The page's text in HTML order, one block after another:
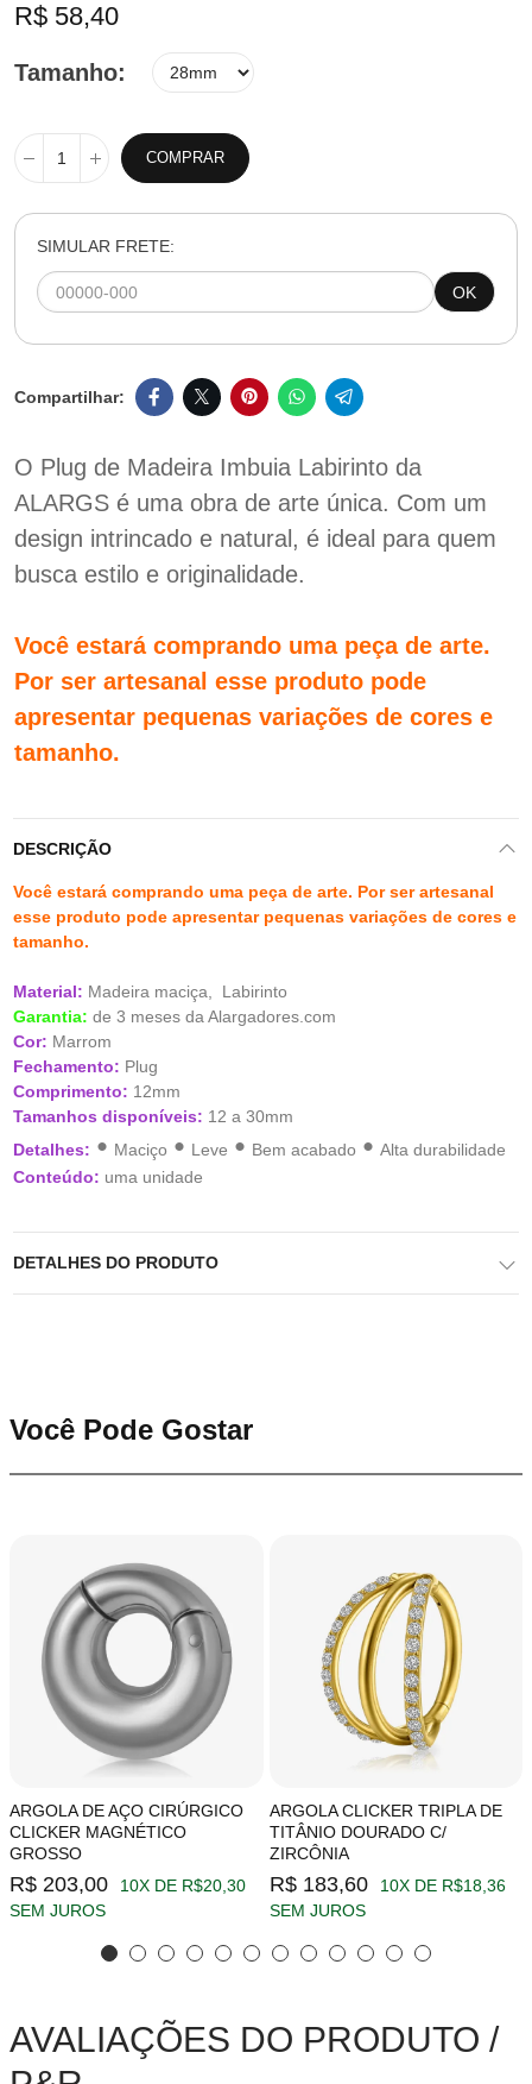
R$ 58,40
Tamanho
COMPRAR
SIMULAR FRETE:
OK
O Plug de Madeira Imbuia Labirinto da
ALARGS é uma obra de arte única. Com um
design intrincado e natural, é ideal para quem
busca estilo e originalidade.
Você estará comprando uma peça de arte.
Por ser artesanal esse produto pode
apresentar pequenas variações de cores e
tamanho.
DESCRIÇÃO
Você estará comprando uma peça de arte. Por ser artesanal
esse produto pode apresentar pequenas variações de cores e
tamanho.
Material: Madeira maciça, Labirinto
Garantia: de 3 meses da Alargadores.com
Cor: Marrom
Fechamento: Plug
Comprimento: 12mm
Tamanhos disponíveis: 12 a 30mm
Detalhes: • Maciço • Leve • Bem acabado • Alta durabilidade
Conteúdo: uma unidade
DETALHES DO PRODUTO
Você Pode Gostar
ARGOLA DE AÇO CIRÚRGICO
CLICKER MAGNÉTICO
GROSSO
R$ 203,00
10X DE R$20,30
SEM JUROS
ARGOLA CLICKER TRIPLA DE
TITÂNIO DOURADO C/
ZIRCÔNIA
R$ 183,60
10X DE R$18,36
SEM JUROS
AVALIAÇÕES DO PRODUTO /